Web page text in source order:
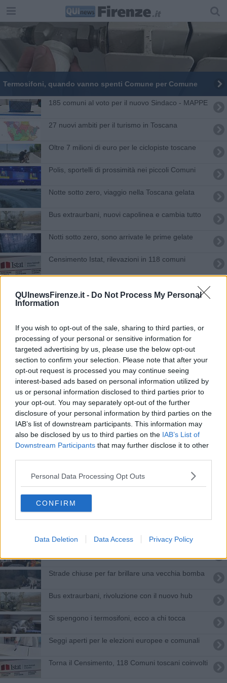
QUInewsFirenze.it - Do Not Process My Personal
Information
If you wish to opt-out of the sale, sharing to third parties, or
processing of your personal or sensitive information for
targeted advertising by us, please use the below opt-out
section to confirm your selection. Please note that after your
opt-out request is processed you may continue seeing
interest-based ads based on personal information utilized by
us or personal information disclosed to third parties prior to
your opt-out. You may separately opt-out of the further
disclosure of your personal information by third parties on the
IAB’s list of downstream participants. This information may
also be disclosed by us to third parties on the IAB’s List of
Downstream Participants that may further disclose it to other
Personal Data Processing Opt Outs
CONFIRM
Data Deletion Data Access Privacy Policy
Termosifoni, quando vanno spenti Comune per Comune
185 comuni al voto per il nuovo Sindaco - MAPPE
27 nuovi ambiti per il turismo in Toscana
Oltre 7 milioni di euro per le ciclopiste toscane
Polis, sportelli di prossimità nei piccoli Comuni
Notte sotto zero, viaggio nella Toscana gelata
​Bus extraurbani, nuovi capolinea e cambia tutto
Notti sotto zero, sono arrivate le prime gelate
Censimento Istat, rilevazioni in 118 comuni
Riscaldamento, le date di accensione Comune
Profondo gelo, una notte da brividi
Ferrovie miraggio in un terzo dei Comuni toscani
Una ciclopista che abbraccia tutta la Toscana
Al premio letterario il maragià di Paolo Ciampi
Aprono le porte 120 dimore storiche toscane
Amministrative 2024, tutti i Comuni toscani al voto
Termosifoni, le date di accensione Comune per
Seicento croati toscani tifano per i biancorossi
Strade chiuse per far brillare una vecchia bomba
Bus extraurbani, rivoluzione con il nuovo hub
Si spengono i termosifoni, ecco a chi tocca
Seggi aperti per le elezioni europee e comunali
Torna il Censimento, 118 Comuni toscani coinvolti